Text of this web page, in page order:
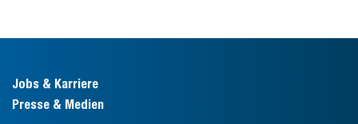
Jobs & Karriere
Presse & Medien